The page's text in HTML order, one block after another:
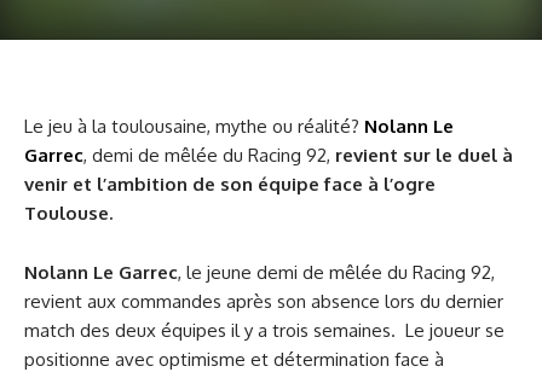
Le jeu à la toulousaine, mythe ou réalité? Nolann Le
Garrec, demi de mêlée du Racing 92, revient sur le duel à
venir et l’ambition de son équipe face à l’ogre
Toulouse.
Nolann Le Garrec, le jeune demi de mêlée du Racing 92,
revient aux commandes après son absence lors du dernier
match des deux équipes il y a trois semaines. Le joueur se
positionne avec optimisme et détermination face à